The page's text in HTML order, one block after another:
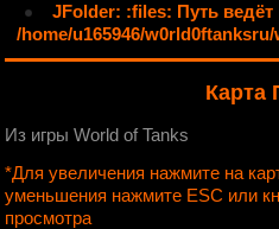
JFolder: :files: Путь ведёт
/home/u165946/
Карта
Из игры World of Tanks
*Для увеличения нажмите на
уменьшения нажмите ESC или
просмотра